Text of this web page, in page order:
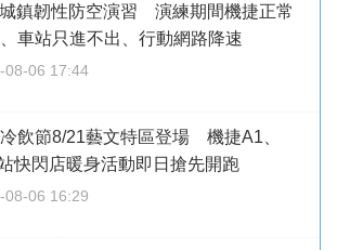
鎮韌性防空演習 演練期間機捷正常
車站只進不出、行動網路降速
08-06 17:44
飲節8/21藝文特區登場 機捷A1、
快閃店暖身活動即日搶先開跑
08-06 16:29